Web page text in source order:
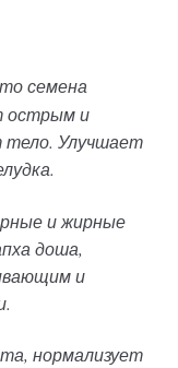
семена
острым и
тело. Улучшает
и жирные
доша,
и
нормализует